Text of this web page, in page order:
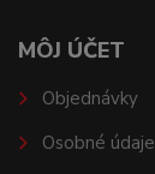
MÔJ ÚČET
Objednávky
Osobné údaje